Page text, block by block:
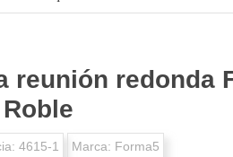
reunión redonda
4615-1 Marca: Forma5